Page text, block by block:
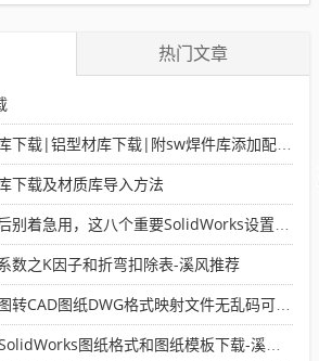
热门文章
|铝型材库下载|附sw焊件库添加配置使用教程
下载及材质库导入方法
用，这八个重要SolidWorks设置可以提高你的画图效率
数之K因子和折弯扣除表-溪风推荐
图纸DWG格式映射文件无乱码可分层-溪风亲测推荐
图纸格式和图纸模板下载-溪风专用版